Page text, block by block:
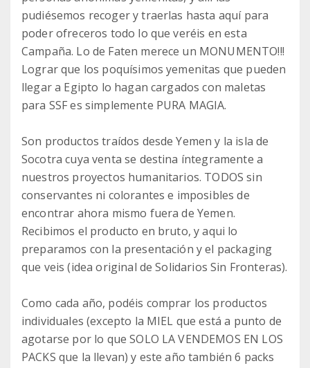
pudiésemos recoger y traerlas hasta aquí para
poder ofreceros todo lo que veréis en esta
Campaña. Lo de Faten merece un MONUMENTO!!!
Lograr que los poquísimos yemenitas que pueden
llegar a Egipto lo hagan cargados con maletas
para SSF es simplemente PURA MAGIA.
Son productos traídos desde Yemen y la isla de
Socotra cuya venta se destina íntegramente a
nuestros proyectos humanitarios. TODOS sin
conservantes ni colorantes e imposibles de
encontrar ahora mismo fuera de Yemen.
Recibimos el producto en bruto, y aqui lo
preparamos con la presentación y el packaging
que veis (idea original de Solidarios Sin Fronteras).
Como cada año, podéis comprar los productos
individuales (excepto la MIEL que está a punto de
agotarse por lo que SOLO LA VENDEMOS EN LOS
PACKS que la llevan) y este año también 6 packs